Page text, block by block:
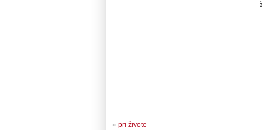
« pri živote